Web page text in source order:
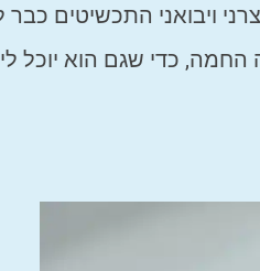
ויבואני התכשיטים כבר
החמה, כדי שגם הוא יוכל